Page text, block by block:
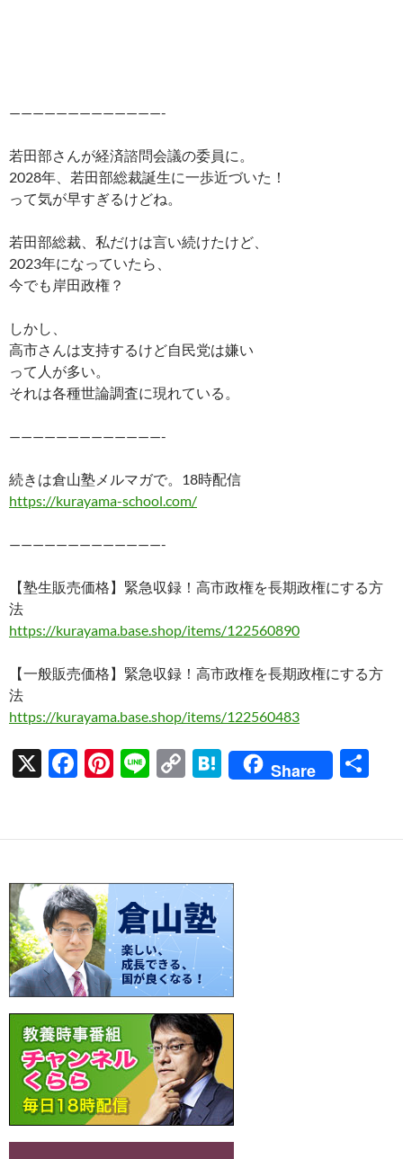
—————————————-
若田部さんが経済諮問会議の委員に。
2028年、若田部総裁誕生に一歩近づいた！
って気が早すぎるけどね。
若田部総裁、私だけは言い続けたけど、
2023年になっていたら、
今でも岸田政権？
しかし、
高市さんは支持するけど自民党は嫌い
って人が多い。
それは各種世論調査に現れている。
—————————————-
続きは倉山塾メルマガで。18時配信
https://kurayama-school.com/
—————————————-
【塾生販売価格】緊急収録！高市政権を長期政権にする方
法
https://kurayama.base.shop/items/122560890
【一般販売価格】緊急収録！高市政権を長期政権にする方
法
https://kurayama.base.shop/items/122560483
X
F
b
o
o
k
Pi
es
t
Li
C
y
Li
n
k
H
n
a
Share